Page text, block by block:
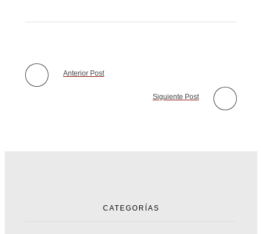
Anterior Post
Siguiente Post
CATEGORÍAS